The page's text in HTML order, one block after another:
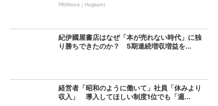
PR(iNova｜Hugkum)
紀伊國屋書店はなぜ「本が売れない時代」に独
り勝ちできたのか？ 5期連続増収増益を...
経営者「昭和のように働いて」社員「休みより
収入」 導入してほしい制度1位でも「週...